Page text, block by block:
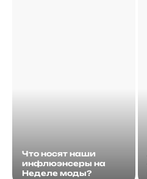
Что носят наши
инфлюэнсеры на
Неделе моды?